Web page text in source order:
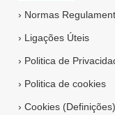
› Normas
› Ligações Úteis
› Politica de
› Politica de cookies
›Cookies (Definições)